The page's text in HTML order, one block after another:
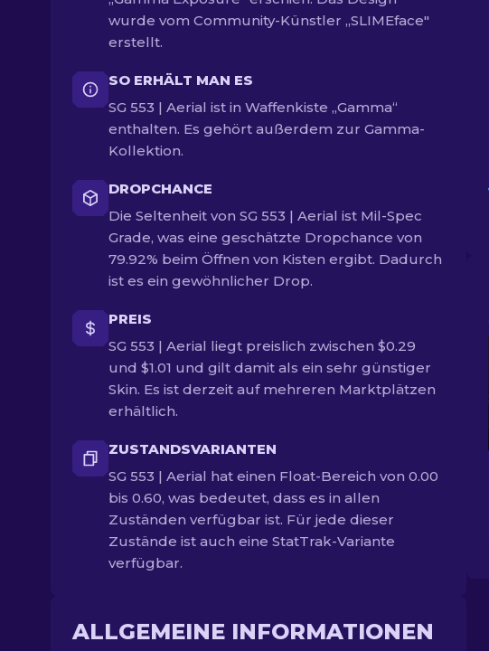
wurde vom Community-Künstler „SLIMEface"
erstellt.
SO ERHÄLT MAN ES
SG 553 | Aerial ist in Waffenkiste „Gamma“
enthalten. Es gehört außerdem zur Gamma-
Kollektion.
DROPCHANCE
Die Seltenheit von SG 553 | Aerial ist Mil-Spec
Grade, was eine geschätzte Dropchance von
79.92% beim Öffnen von Kisten ergibt. Dadurch
ist es ein gewöhnlicher Drop.
PREIS
SG 553 | Aerial liegt preislich zwischen $0.29
und $1.01 und gilt damit als ein sehr günstiger
Skin. Es ist derzeit auf mehreren Marktplätzen
erhältlich.
ZUSTANDSVARIANTEN
SG 553 | Aerial hat einen Float-Bereich von 0.00
bis 0.60, was bedeutet, dass es in allen
Zuständen verfügbar ist. Für jede dieser
Zustände ist auch eine StatTrak-Variante
verfügbar.
ALLGEMEINE INFORMATIONEN